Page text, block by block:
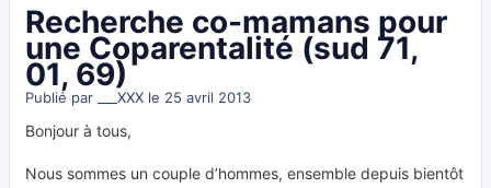
Recherche co-mamans pour
une Coparentalité (sud 71,
01, 69)
Publié par ___XXX le 25 avril 2013
Bonjour à tous,
Nous sommes un couple d’hommes, ensemble depuis bientôt